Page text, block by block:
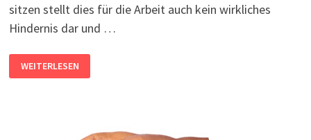
sitzen stellt dies für die Arbeit auch kein wirkliches
Hindernis dar und …
OFFICE
FÜR
WEITERLESEN